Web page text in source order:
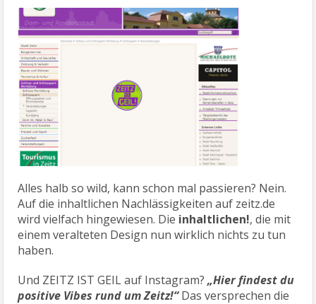
Alles halb so wild, kann schon mal passieren? Nein.
Auf die inhaltlichen Nachlässigkeiten auf zeitz.de
wird vielfach hingewiesen. Die inhaltlichen!, die mit
einem veralteten Design nun wirklich nichts zu tun
haben.
Und ZEITZ IST GEIL auf Instagram?„Hier findest du
positive Vibes rund um Zeitz!“Das versprechen die